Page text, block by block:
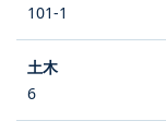
101-1
6